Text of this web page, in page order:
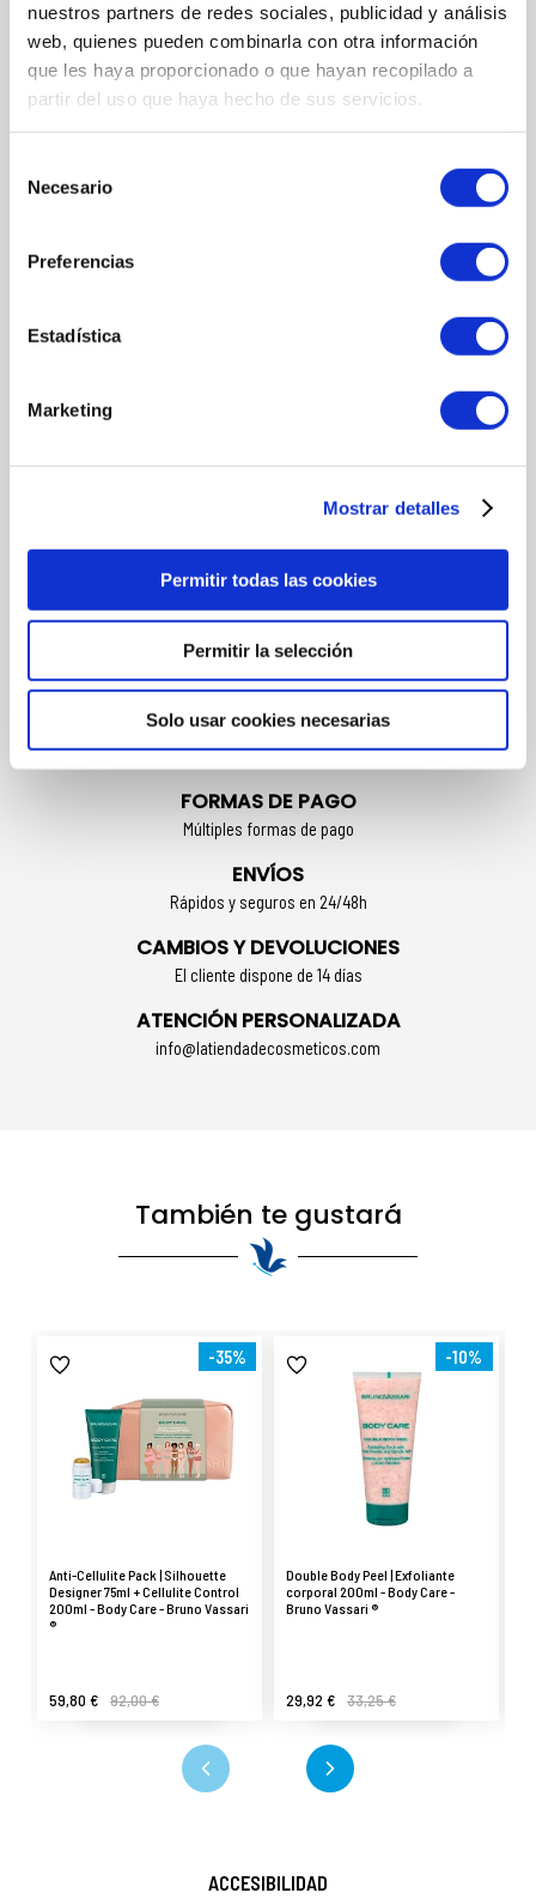
nuestros partners de redes sociales, publicidad y análisis
web, quienes pueden combinarla con otra información
que les haya proporcionado o que hayan recopilado a
partir del uso que haya hecho de sus servicios.
Necesario
Preferencias
Estadística
Marketing
Mostrar detalles
Permitir todas las cookies
Permitir la selección
Solo usar cookies necesarias
COMPOSICIÓN
e Integrinas.
Creatina. Básica para regenerar y aportar energía a la piel.
Manteca de Karité. Actividad protectora, antioxidante, que impide
la deshidratación.
D Pantenol. Formula natural de vitamina B, con propiedades
hidratantes y emolientes.
regeneración celular.
MODO DE UTILIZACIÓN
masaje hasta su total absorción.
CREMA IDEAL PARA:
FORMAS DE PAGO
Múltiples formas de pago
ENVÍOS
Rápidos y seguros en 24/48h
CAMBIOS Y DEVOLUCIONES
El cliente dispone de 14 días
ATENCIÓN PERSONALIZADA
info@latiendadecosmeticos.com
También te gustará
-35%
Anti-Cellulite Pack | Silhouette
Designer 75ml + Cellulite Control
200ml - Body Care - Bruno Vassari
®
59,80 € 92,00 €
-10%
Double Body Peel | Exfoliante
corporal 200ml - Body Care -
Bruno Vassari ®
29,92 € 33,25 €
ACCESIBILIDAD